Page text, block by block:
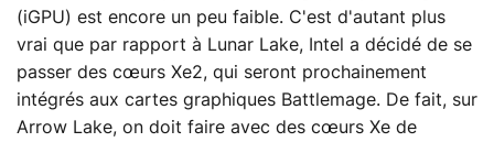
(iGPU) est encore un peu faible. C'est d'autant plus
vrai que par rapport à Lunar Lake, Intel a décidé de se
passer des cœurs Xe2, qui seront prochainement
intégrés aux cartes graphiques Battlemage. De fait, sur
Arrow Lake, on doit faire avec des cœurs Xe de